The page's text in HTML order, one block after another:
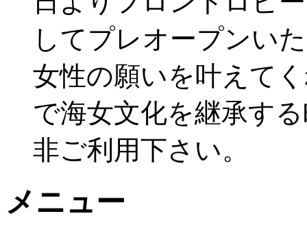
してプレオープンい
女性の願いを叶えて
で海女文化を継承す
非ご利用下さい。
メニュー